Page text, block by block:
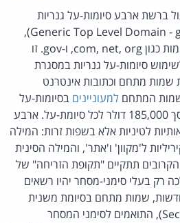
ברשת ארבע סיומות-על גנריות
חדשות לשמות מתחם (Generic Top Level Domain - gTLD),
שיתווספו ל-22 הסיומות הקיימות כגון com, net, org, ו-gov. זו
סיומות-על גנריות במסגרת
מתחם וכתובות אינטרנט
המתחם למעוניינים בסיומות-על
חדשות, בתמורה לתשלום בסך 185,000 דולר לכל סיומת-על. ארבע
לטיניות אלא בשפות זרות: המילה
ל'מקוון' ו'אתר', והמילה הסינית
תתקיים "תקופת הזריחה" של
רק בעלי סימני-מסחר יהיו רשאים
שמות מתחם בסיומת משנית
(Second Level Domain - sld), התואמים לסימני המסחר